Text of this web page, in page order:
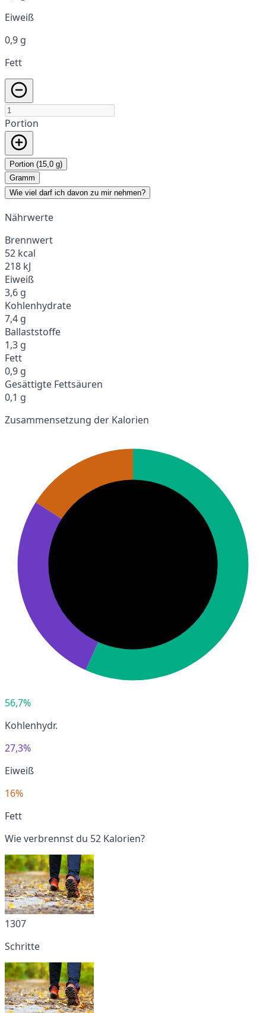
Eiweiß
0,9 g
Fett
Portion
Portion (15,0 g)
Gramm
Wie viel darf ich davon zu mir nehmen?
Nährwerte
Brennwert
52 kcal
218 kJ
Eiweiß
3,6 g
Kohlenhydrate
7,4 g
Ballaststoffe
1,3 g
Fett
0,9 g
Gesättigte Fettsäuren
0,1 g
Zusammensetzung der Kalorien
56,7%
Kohlenhydr.
27,3%
Eiweiß
16%
Fett
Wie verbrennst du 52 Kalorien?
1307
Schritte